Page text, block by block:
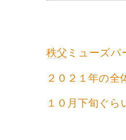
秩父 ミューズパ
２０２１年の全
１０月下旬ぐら